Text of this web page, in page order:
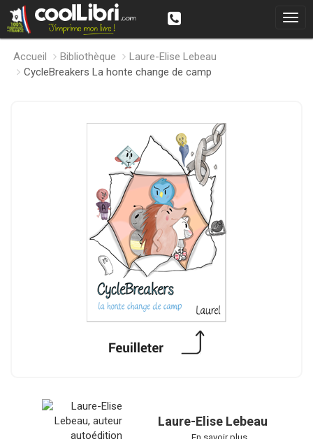
Accueil Bibliothèque
Laure-Elise Lebeau
CycleBreakers La honte change de camp
Laure-Elise Lebeau